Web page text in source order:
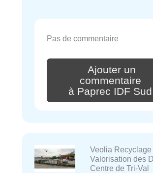
Pas de commentaire
Ajouter un
commentaire
à Paprec IDF Sud
Veolia Recyclage
Valorisation des
Centre de Tri-Val